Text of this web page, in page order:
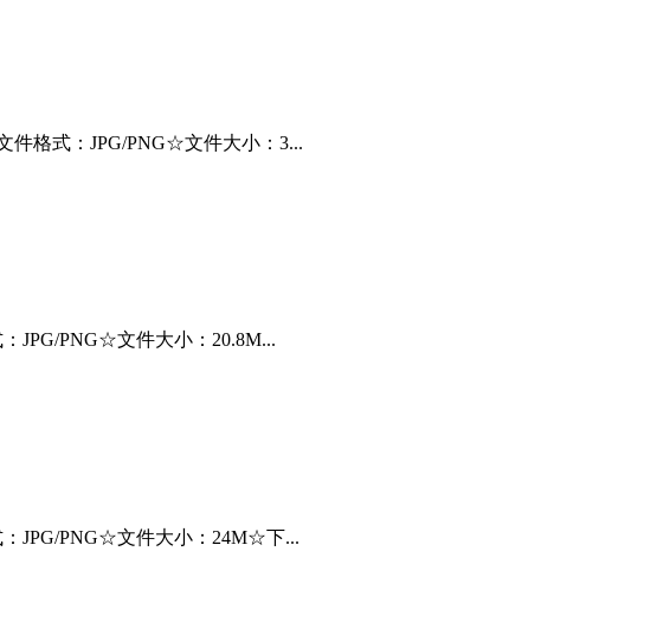
格式：JPG/PNG☆文件大小：3...
JPG/PNG☆文件大小：20.8M...
JPG/PNG☆文件大小：24M☆下...